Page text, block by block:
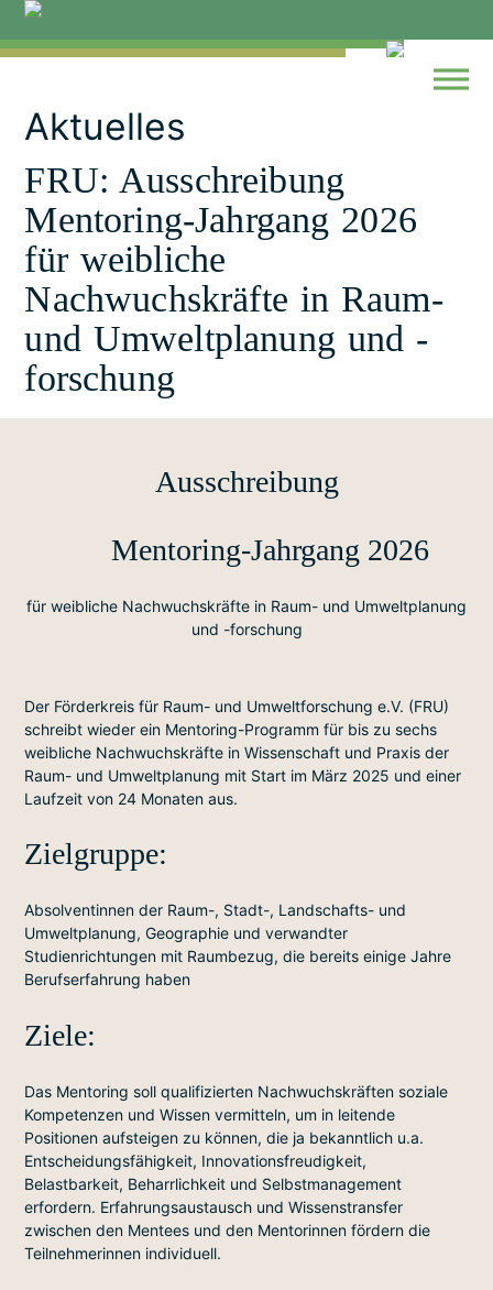
Skip
content
Aktuelles
FRU: Ausschreibung
Mentoring-Jahrgang 2026
für weibliche
Nachwuchskräfte in Raum-
und Umweltplanung und -
forschung
Ausschreibung
Mentoring-Jahrgang 2026
für weibliche Nachwuchskräfte in Raum- und Umweltplanung
und -forschung
Der Förderkreis für Raum- und Umweltforschung e.V. (FRU)
schreibt wieder ein Mentoring-Programm für bis zu sechs
weibliche Nachwuchskräfte in Wissenschaft und Praxis der
Raum- und Umweltplanung mit Start im März 2025 und einer
Laufzeit von 24 Monaten aus.
Zielgruppe:
Absolventinnen der Raum-, Stadt-, Landschafts- und
Umweltplanung, Geographie und verwandter
Studienrichtungen mit Raumbezug, die bereits einige Jahre
Berufserfahrung haben
Ziele:
Das Mentoring soll qualifizierten Nachwuchskräften soziale
Kompetenzen und Wissen vermitteln, um in leitende
Positionen aufsteigen zu können, die ja bekanntlich u.a.
Entscheidungsfähigkeit, Innovationsfreudigkeit,
Belastbarkeit, Beharrlichkeit und Selbstmanagement
erfordern. Erfahrungsaustausch und Wissenstransfer
zwischen den Mentees und den Mentorinnen fördern die
Teilnehmerinnen individuell.